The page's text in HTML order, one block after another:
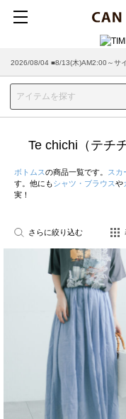
2026/07/29 ■【お知らせ】ヤマト
Te chichi（テチ
ボトムスの商品一覧です。 スカ
す。他にもシャツ・ブラウスや
実！
さらに絞り込む